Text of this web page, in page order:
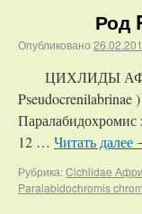
Род
Опубликовано
ЦИХЛИДЫ
12 … Читать далее
Рубрика:Cichlidae
Paralabidochromis